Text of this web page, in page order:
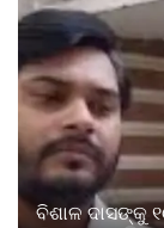
ବିଶାଳ ଦାସଙ୍କୁ